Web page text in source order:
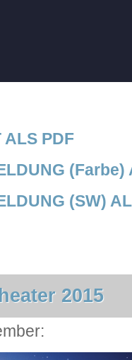
ALS PDF
(Farbe)
(SW)
2015